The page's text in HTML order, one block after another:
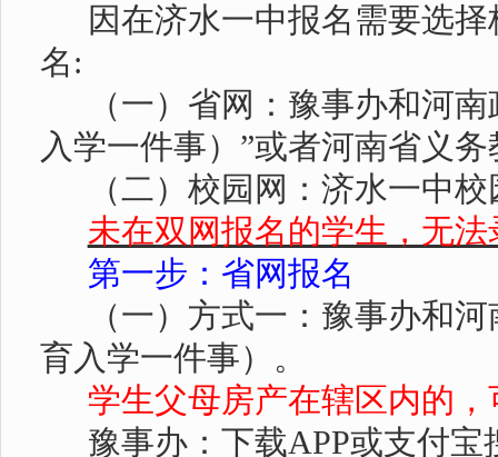
因在济水一中报名需要选
名:
（一）省网： 豫事办和河
入学一件事）”或者河南省义
（二）校园网： 济水一中校
未在双网报名的学生，无法
第一步：省网报名
（一）方式一：豫事办和
育入学一件事）。
学生父母房产在辖区内的
豫事办：下载APP或支付宝